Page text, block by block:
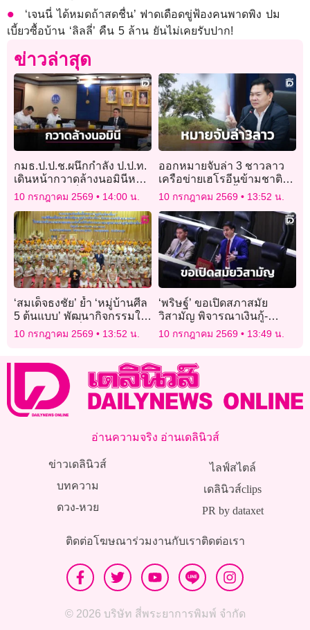
‘เจนนี่ ได้หมดถ้าสดชื่น’ ฟาดเดือดขู่ฟ้องคนพาดพิง ปม
เบี้ยวซื้อบ้าน ‘ลิลลี่’ คืน 5 ล้าน ยันไม่เคยรับปาก!
ข่าวล่าสุด
กมธ.ป.ป.ช.ผนึกกำลัง ป.ป.ท.
เดินหน้ากวาดล้างนอมินีหาด
บางเทา จ.ภูเก็ต
10 กรกฎาคม 2569 14:00 น.
ออกหมายจับล่า 3 ชาวลาว
เครือข่ายเฮโรอีนข้ามชาติ
ลวง ‘แอร์มีนา’ หิ้วข้ามทวีป
10 กรกฎาคม 2569 13:52 น.
‘สมเด็จธงชัย’ ย้ำ ‘หมู่บ้านศีล
5 ต้นแบบ’ พัฒนากิจกรรมให้
เกิดความต่อเนื่อง
10 กรกฎาคม 2569 13:52 น.
‘พริษฐ์’ ขอเปิดสภาสมัย
วิสามัญ พิจารณาเงินกู้-
กฎหมายอากาศสะอาด
10 กรกฎาคม 2569 13:49 น.
อ่านความจริง อ่านเดลินิวส์
ข่าวเดลินิวส์
บทความ
ดวง-หวย
ไลฟ์สไตล์
เดลินิวส์clips
PR by dataxet
ติดต่อโฆษณาร่วมงานกับเราติดต่อเรา
© 2026 บริษัท สี่พระยาการพิมพ์ จำกัด